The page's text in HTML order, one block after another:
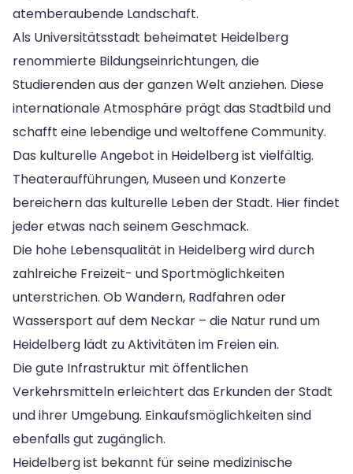
atemberaubende Landschaft.
Als Universitätsstadt beheimatet Heidelberg
renommierte Bildungseinrichtungen, die
Studierenden aus der ganzen Welt anziehen. Diese
internationale Atmosphäre prägt das Stadtbild und
schafft eine lebendige und weltoffene Community.
Das kulturelle Angebot in Heidelberg ist vielfältig.
Theateraufführungen, Museen und Konzerte
bereichern das kulturelle Leben der Stadt. Hier findet
jeder etwas nach seinem Geschmack.
Die hohe Lebensqualität in Heidelberg wird durch
zahlreiche Freizeit- und Sportmöglichkeiten
unterstrichen. Ob Wandern, Radfahren oder
Wassersport auf dem Neckar – die Natur rund um
Heidelberg lädt zu Aktivitäten im Freien ein.
Die gute Infrastruktur mit öffentlichen
Verkehrsmitteln erleichtert das Erkunden der Stadt
und ihrer Umgebung. Einkaufsmöglichkeiten sind
ebenfalls gut zugänglich.
Heidelberg ist bekannt für seine medizinische